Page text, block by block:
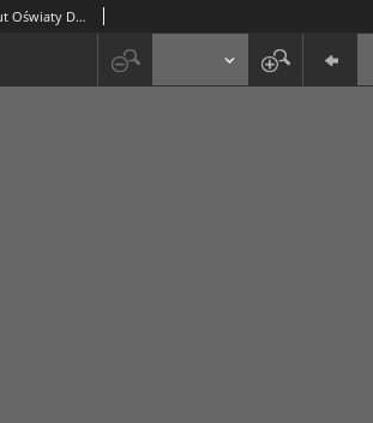
Praca Oświatowa : miesięcznik \ Instytut Oświaty Dorosłych [et al.].R. 4, Nr 2 (luty 1938)